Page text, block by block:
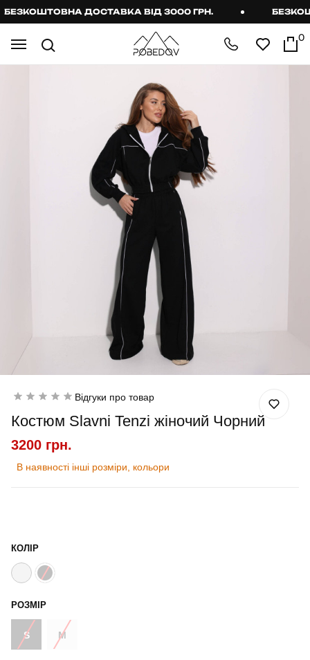
ДОСТАВКА ВІД 3000 ГРН.
0
Відгуки про товар
Костюм Slavni Tenzi жіночий Чорний
3200 грн.
В наявності інші розміри, кольори
КОЛІР
РОЗМІР
S M